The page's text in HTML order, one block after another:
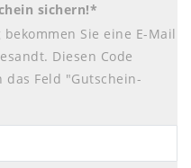
sichern!*
Sie eine E-Mail
Diesen Code
Feld "Gutschein-